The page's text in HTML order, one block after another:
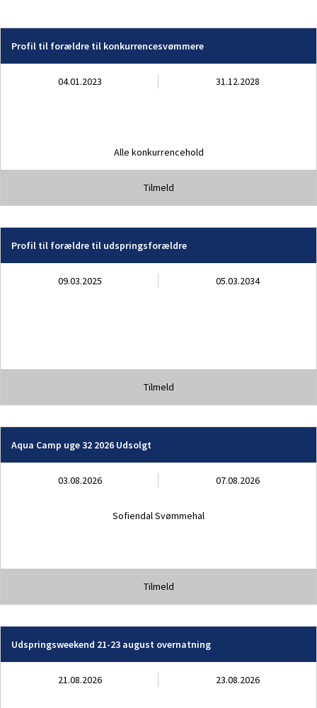
Profil til forældre til konkurrencesvømmere
04.01.2023 31.12.2028
Alle konkurrencehold
Tilmeld
Profil til forældre til udspringsforældre
09.03.2025 05.03.2034
Tilmeld
Aqua Camp uge 32 2026 Udsolgt
03.08.2026 07.08.2026
Sofiendal Svømmehal
Tilmeld
Udspringsweekend 21-23 august overnatning
21.08.2026 23.08.2026